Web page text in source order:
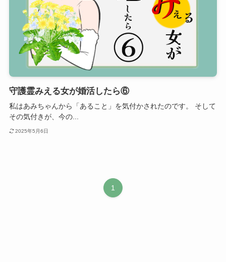
守護霊みえる女が婚活したら⑥
私はあみちゃんから「あること」を気付かされたのです。 そして
その気付きが、今の...
2025年5月6日
1